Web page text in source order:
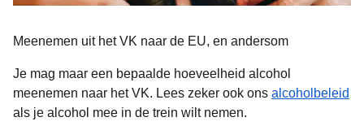
Meenemen uit het VK naar de EU, en andersom
Je mag maar een bepaalde hoeveelheid alcohol
meenemen naar het VK. Lees zeker ook ons alcoholbeleid
als je alcohol mee in de trein wilt nemen.